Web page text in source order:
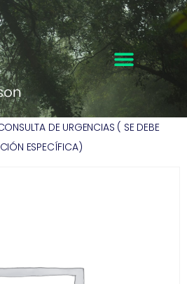
DE URGENCIAS ( SE DEBE
ESPECÍFICA)